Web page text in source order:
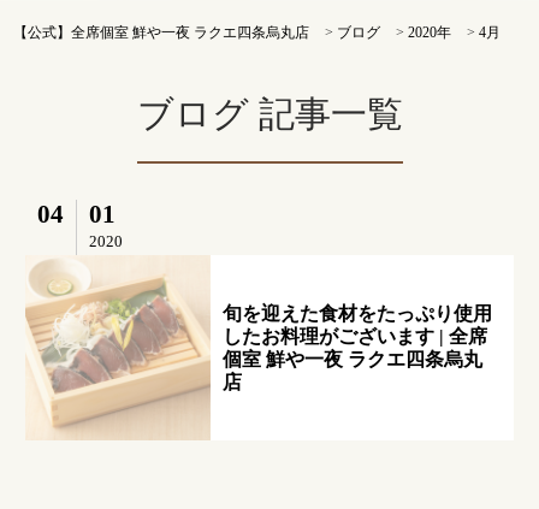
【公式】全席個室 鮮や一夜 ラクエ四条烏丸店 > ブログ >2020年 >4月
ブログ 記事一覧
04 01
2020
旬を迎えた食材をたっぷり使用
したお料理がございます | 全席
個室 鮮や一夜 ラクエ四条烏丸
店